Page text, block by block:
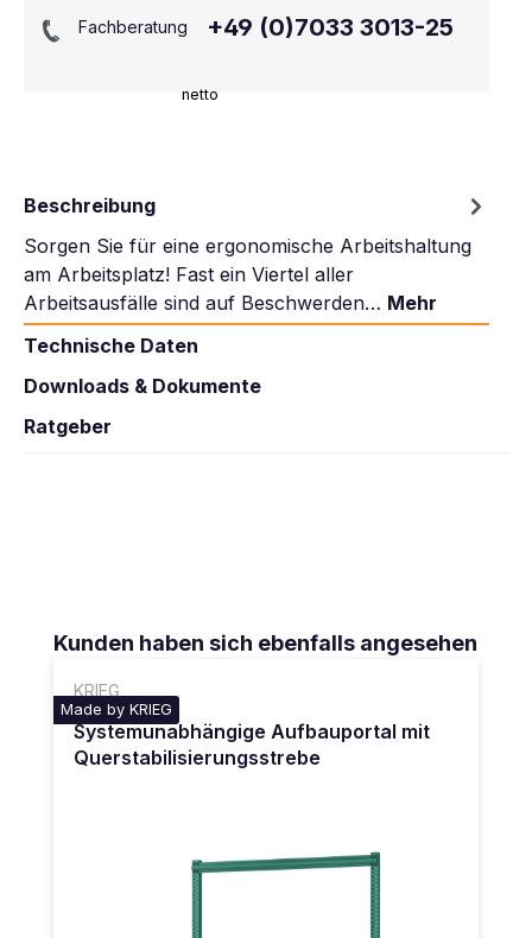
netto
Fachberatung +49 (0)7033 3013-25
Beschreibung
Sorgen Sie für eine ergonomische Arbeitshaltung
am Arbeitsplatz! Fast ein Viertel aller
Arbeitsausfälle sind auf Beschwerden… Mehr
Technische Daten
Downloads & Dokumente
Ratgeber
Produktgalerie überspringen
Kunden haben sich ebenfalls angesehen
KRIEG
Made by KRIEG
Systemunabhängige Aufbauportal mit
Querstabilisierungsstrebe